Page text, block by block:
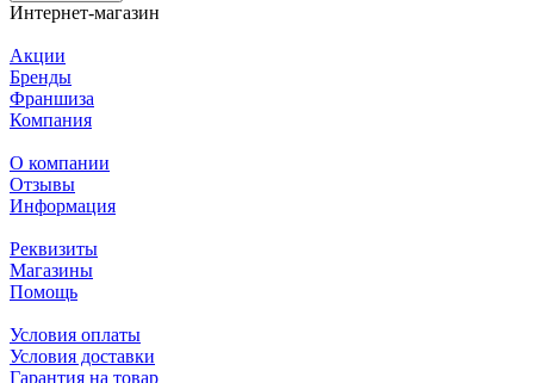
Интернет-магазин
Акции
Бренды
Франшиза
Компания
О компании
Отзывы
Информация
Реквизиты
Магазины
Помощь
Условия оплаты
Условия доставки
Гарантия на товар